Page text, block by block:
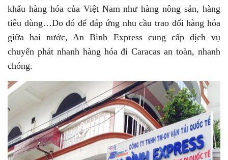
khẩu hàng hóa của Việt Nam như hàng nông sản, hàng
tiêu dùng…Do đó để đáp ứng nhu cầu trao đổi hàng hóa
giữa hai nước, An Bình Express cung cấp dịch vụ
chuyển phát nhanh hàng hóa đi Caracas an toàn, nhanh
chóng.